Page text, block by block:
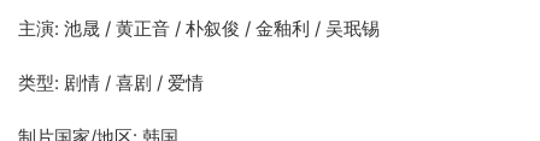
主演: 池晟 / 黄正音 / 朴叙俊 / 金釉利 / 吴珉锡
类型: 剧情 / 喜剧 / 爱情